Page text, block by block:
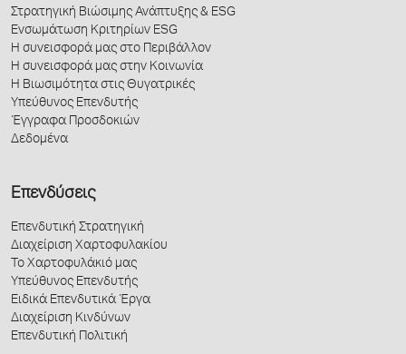
Στρατηγική Βιώσιμης Ανάπτυξης & ESG
Ενσωμάτωση Κριτηρίων ESG
Η συνεισφορά μας στο Περιβάλλον
Η συνεισφορά μας στην Κοινωνία
Η Βιωσιμότητα στις Θυγατρικές
Υπεύθυνος Επενδυτής
Έγγραφα Προσδοκιών
Δεδομένα
Επενδύσεις
Επενδυτική Στρατηγική
Διαχείριση Χαρτοφυλακίου
Το Χαρτοφυλάκιό μας
Υπεύθυνος Επενδυτής
Ειδικά Επενδυτικά Έργα
Διαχείριση Κινδύνων
Επενδυτική Πολιτική